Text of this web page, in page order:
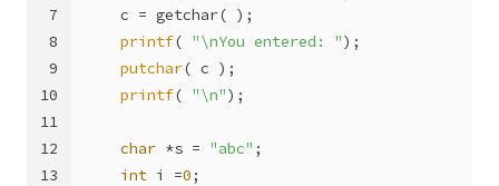
7
8
9
10
11
12
13
    c = getchar( );
printf( "\nYou entered: ");
putchar( c );
printf( "\n");
char *s = "abc" ;
int i =0;